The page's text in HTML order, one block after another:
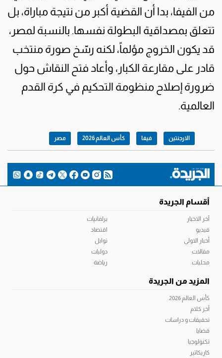
من الفيفا، بدا أن القضية أكبر من نتيجة مباراة، بل
تتعلق بمصداقية البطولة نفسها. بالنسبة لمصر،
قد يكون الخروج مؤلماً، لكنه رسّخ صورة منتخب
قادر على مقارعة الكبار، وأعاد فتح النقاش حول
ضرورة إصلاح منظومة التحكيم في كرة القدم
العالمية.
الارجنتين فيفا كأس العالم 2026 مصر
أقسام الجريدة
آخر الاخبار
فيديو
أخبار الاولى
مقالات
محليات
برلمانيات
اقتصاد
توابل
دوليات
رياضة
المزيد من الجريدة
كأس العالم 2026
آخر كلام
تحقيقات و دراسات
قضايا
تكنولوجيا
كاريكاتير